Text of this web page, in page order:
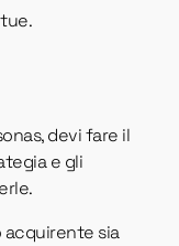
devi fare il
e gli
acquirente sia